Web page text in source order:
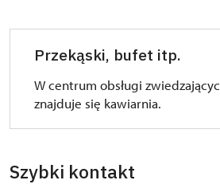
Przekąski, bufet itp.
W centrum obsługi
znajduje się kawiarnia.
Szybki kontakt